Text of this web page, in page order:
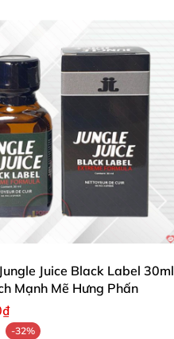
Juice Black Label 30ml
Mạnh Mẽ Hưng Phấn
-32%